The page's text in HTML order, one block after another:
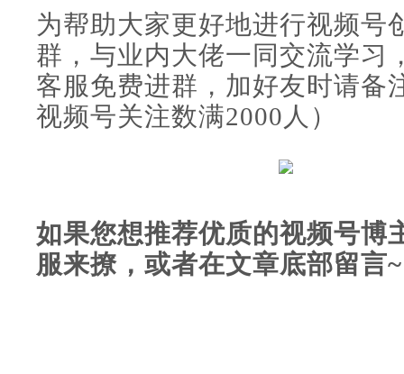
为帮助大家更好地进行视频号
群，与业内大佬一同交流学习
客服免费进群，加好友时请备
视频号关注数满2000人）
如果您想推荐优质的视频号博
服来撩，或者在文章底部留言~